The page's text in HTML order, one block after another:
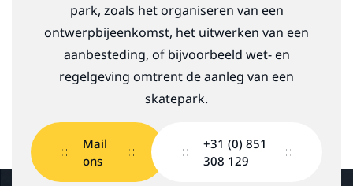
park, zoals het organiseren van een
ontwerpbijeenkomst, het uitwerken van een
aanbesteding, of bijvoorbeeld wet- en
regelgeving omtrent de aanleg van een
skatepark.
Mail
ons
+31 (0) 851
308 129